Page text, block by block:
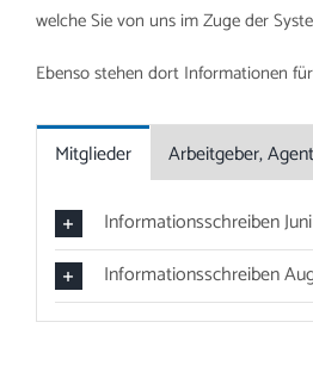
welche Sie von uns im Zuge der
Ebenso stehen dort Informationen
Mitglieder Arbeitgeber,
Informationsschreiben Juni
Informationsschreiben